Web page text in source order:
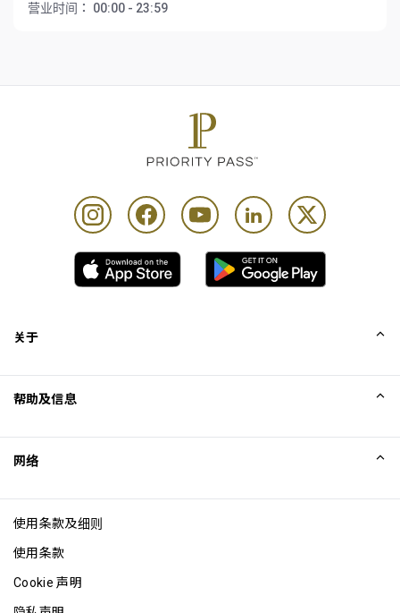
营业时间：
00:00 - 23:59
关于
Excellence Awards
博客
帮助及信息
网络
使用条款及细则
使用条款
Cookie 声明